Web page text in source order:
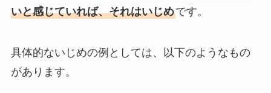
いと感じていれば、それはいじめです。
具体的ないじめの例としては、以下のようなもの
があります。